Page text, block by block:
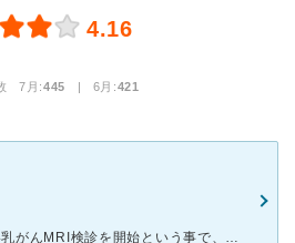
4.16
7月:445 | 6月:421
令和４年４月より痛くない乳がんMRI検診を開始という事で、以前から気になっていたので予約して行ってきました。検査着のままうつ伏せになっているだけなので、マンモグラフィ検査時の痛みや恥ずかしさが全くあり